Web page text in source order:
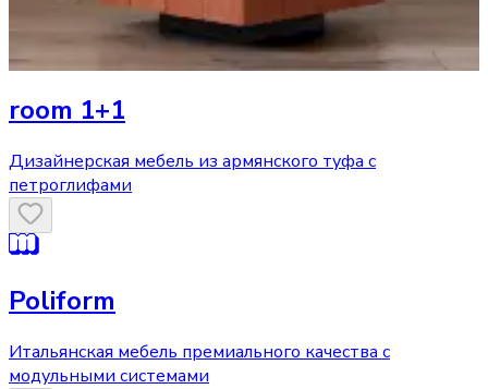
room 1+1
Дизайнерская мебель из армянского туфа с
петроглифами
Poliform
Итальянская мебель премиального качества с
модульными системами